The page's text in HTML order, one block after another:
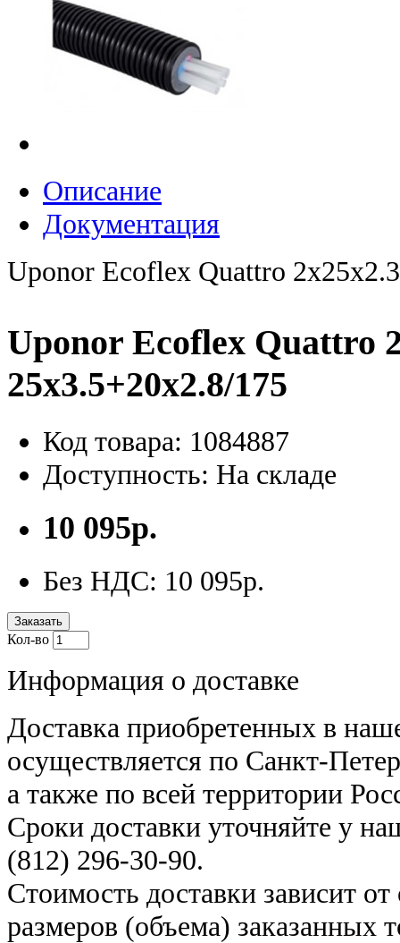
Описание
Документация
Uponor Ecoflex Quattro
Uponor Ecoflex Quattro
25x3.5+20x2.8/175
Код товара: 1084887
Доступность: На складе
10 095р.
Без НДС: 10 095р.
Заказать
Кол-во
Информация о доставке
Доставка приобретенных в
осуществляется по Санкт-
а также по всей территории
Сроки доставки уточняйте у
(812) 296-30-90.
Стоимость доставки зависит
размеров (объема) заказанных